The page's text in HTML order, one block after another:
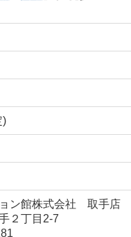
)
ン館株式会社 取手店
２丁目2-7